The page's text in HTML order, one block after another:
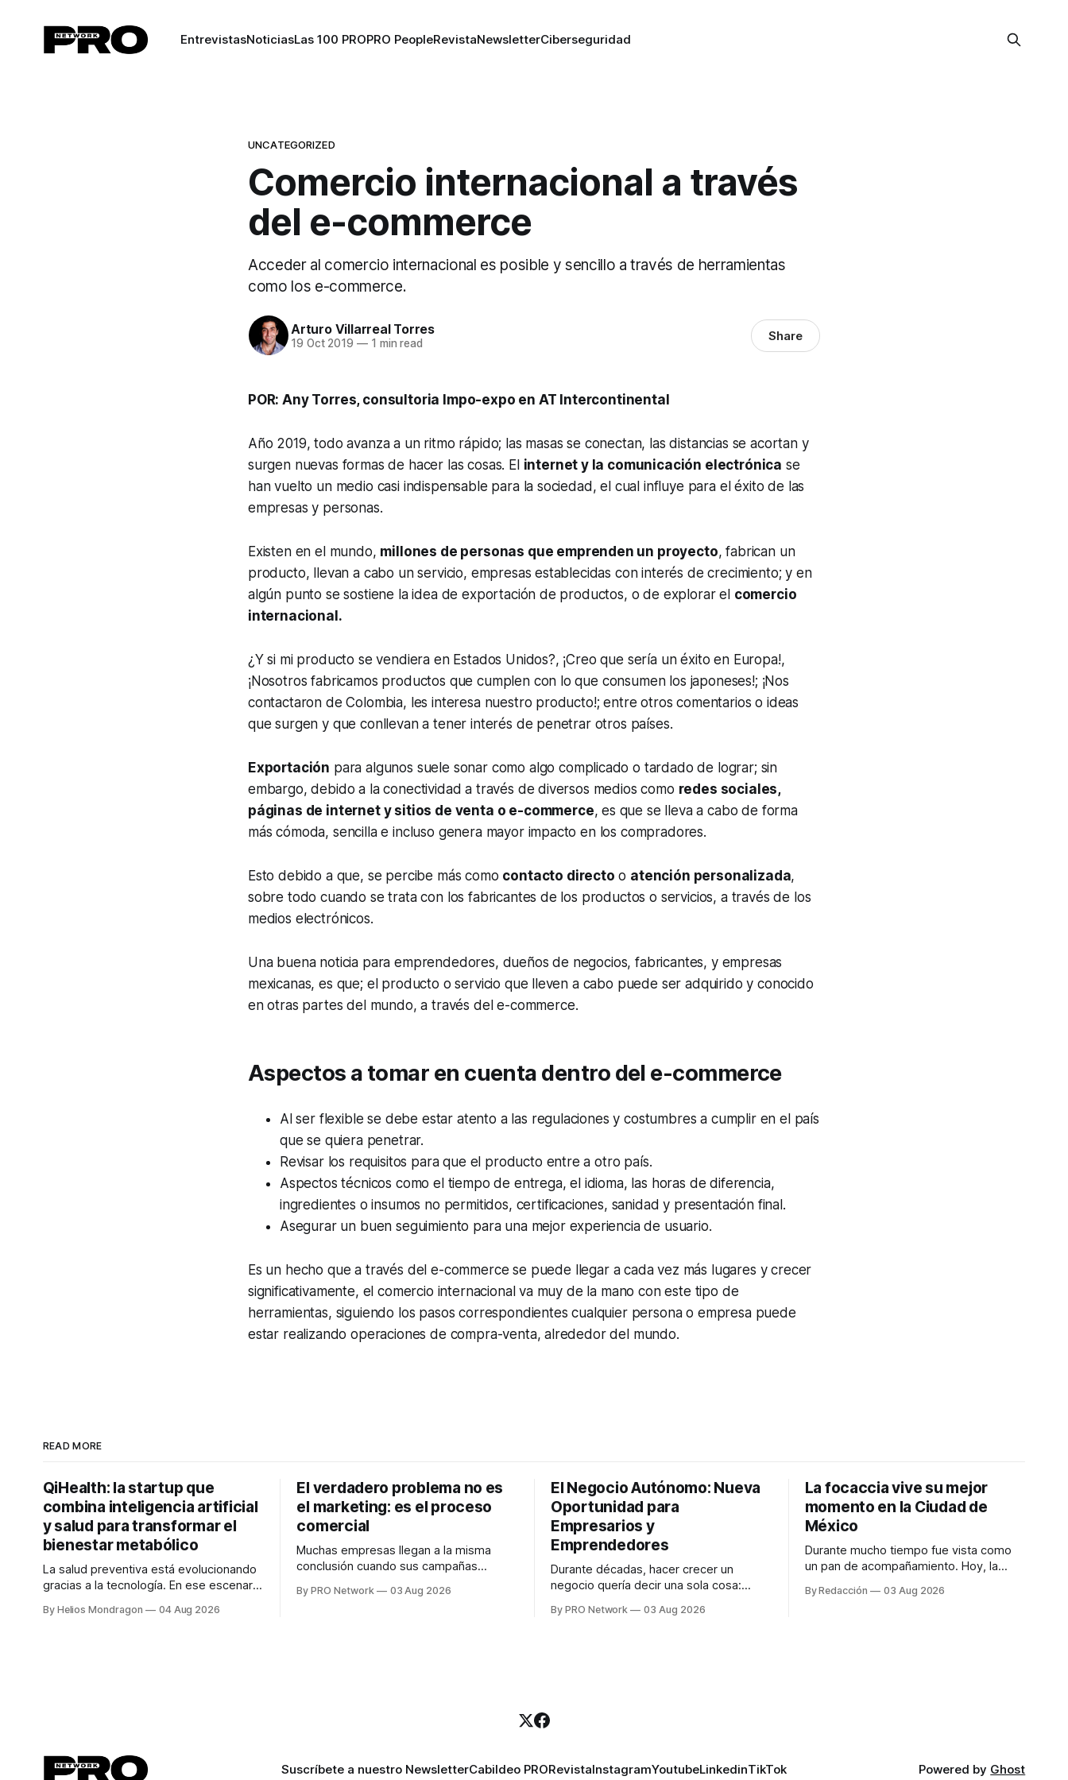
EntrevistasNoticiasLas 100 PROPRO PeopleRevistaNewsletterCiberseguridad
UNCATEGORIZED
Comercio internacional a través
del e-commerce
Acceder al comercio internacional es posible y sencillo a través de herramientas
como los e-commerce.
Arturo Villarreal Torres
19 Oct 2019 —1 min read Share
POR: Any Torres, consultoria Impo-expo en AT Intercontinental
Año 2019, todo avanza a un ritmo rápido; las masas se conectan, las distancias se acortan y
surgen nuevas formas de hacer las cosas. El internet y la comunicación electrónica se
han vuelto un medio casi indispensable para la sociedad, el cual influye para el éxito de las
empresas y personas.
Existen en el mundo, millones de personas que emprenden un proyecto, fabrican un
producto, llevan a cabo un servicio, empresas establecidas con interés de crecimiento; y en
algún punto se sostiene la idea de exportación de productos, o de explorar el comercio
internacional.
¿Y si mi producto se vendiera en Estados Unidos?, ¡Creo que sería un éxito en Europa!,
¡Nosotros fabricamos productos que cumplen con lo que consumen los japoneses!; ¡Nos
contactaron de Colombia, les interesa nuestro producto!; entre otros comentarios o ideas
que surgen y que conllevan a tener interés de penetrar otros países.
Exportación para algunos suele sonar como algo complicado o tardado de lograr; sin
embargo, debido a la conectividad a través de diversos medios como redes sociales,
páginas de internet y sitios de venta o e-commerce, es que se lleva a cabo de forma
más cómoda, sencilla e incluso genera mayor impacto en los compradores.
Esto debido a que, se percibe más como contacto directo o atención personalizada,
sobre todo cuando se trata con los fabricantes de los productos o servicios, a través de los
medios electrónicos.
Una buena noticia para emprendedores, dueños de negocios, fabricantes, y empresas
mexicanas, es que; el producto o servicio que lleven a cabo puede ser adquirido y conocido
en otras partes del mundo, a través dele-commerce.
Aspectos a tomar en cuenta dentro del e-commerce
Al ser flexible se debe estar atento a las regulaciones y costumbres a cumplir en el país
que se quiera penetrar.
Revisar los requisitos para que el producto entre a otro país.
Aspectos técnicos como el tiempo de entrega, el idioma, las horas de diferencia,
ingredientes o insumos no permitidos, certificaciones, sanidad y presentación final.
Asegurar un buen seguimiento para una mejor experiencia de usuario.
Es un hecho que a través dele-commerce se puede llegar a cada vez más lugares y crecer
significativamente, el comercio internacional va muy de la mano con este tipo de
herramientas, siguiendo los pasos correspondientes cualquier persona o empresa puede
estar realizando operaciones de compra-venta, alrededor del mundo.
READ MORE
QiHealth: la startup que
combina inteligencia artificial
y salud para transformar el
bienestar metabólico
La salud preventiva está evolucionando
gracias a la tecnología. En ese escenario
desarrolla un ecosistema digital capaz
By Helios Mondragon 04 Aug 2026
El verdadero problema no es
el marketing: es el proceso
comercial
Muchas empresas llegan a la misma
conclusión cuando sus campañas
marketing no funciona". Sin embargo,
By PRO Network 03 Aug 2026
El Negocio Autónomo: Nueva
Oportunidad para
Empresarios y
Emprendedores
Durante décadas, hacer crecer un
negocio quería decir una sola cosa:
anuncios, un especialista en marketing
By PRO Network 03 Aug 2026
La focaccia vive su mejor
momento en la Ciudad de
México
Durante mucho tiempo fue vista como
un pan de acompañamiento. Hoy, la
platillos favoritos de quienes buscan
By Redacción 03 Aug 2026
Suscríbete a nuestro NewsletterCabildeo PRORevistaInstagramYoutubeLinkedinTikTok Powered by Ghost